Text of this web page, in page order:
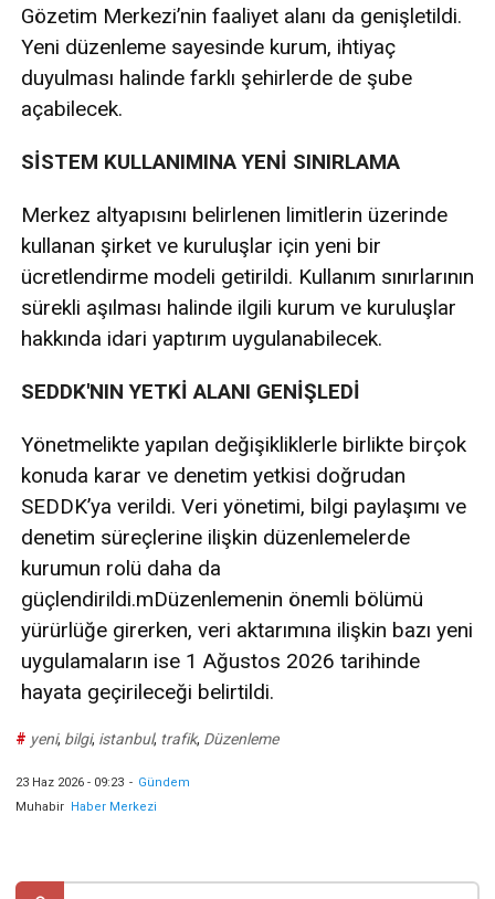
Gözetim Merkezi’nin faaliyet alanı da genişletildi.
Yeni düzenleme sayesinde kurum, ihtiyaç
duyulması halinde farklı şehirlerde de şube
açabilecek.
SİSTEM KULLANIMINA YENİ SINIRLAMA
Merkez altyapısını belirlenen limitlerin üzerinde
kullanan şirket ve kuruluşlar için yeni bir
ücretlendirme modeli getirildi. Kullanım sınırlarının
sürekli aşılması halinde ilgili kurum ve kuruluşlar
hakkında idari yaptırım uygulanabilecek.
SEDDK'NIN YETKİ ALANI GENİŞLEDİ
Yönetmelikte yapılan değişikliklerle birlikte birçok
konuda karar ve denetim yetkisi doğrudan
SEDDK’ya verildi. Veri yönetimi, bilgi paylaşımı ve
denetim süreçlerine ilişkin düzenlemelerde
kurumun rolü daha da
güçlendirildi.mDüzenlemenin önemli bölümü
yürürlüğe girerken, veri aktarımına ilişkin bazı yeni
uygulamaların ise 1 Ağustos 2026 tarihinde
hayata geçirileceği belirtildi.
# yeni, bilgi, istanbul, trafik, Düzenleme
23 Haz 2026 - 09:23 - Gündem
Muhabir
Haber Merkezi